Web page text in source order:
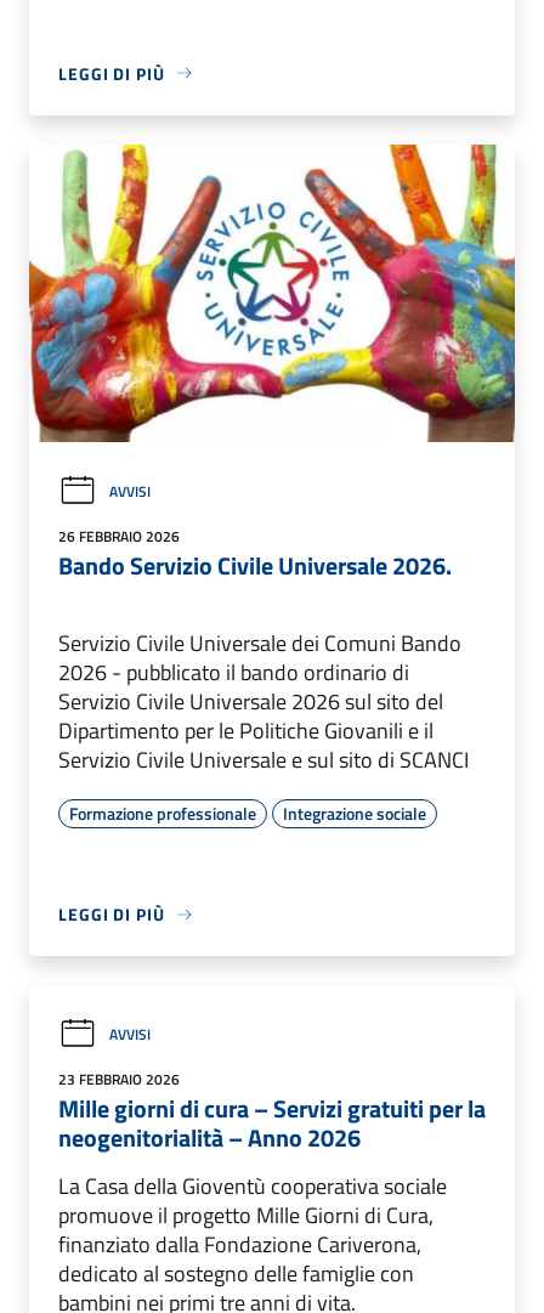
LEGGI DI PIÙ
AVVISI
26 FEBBRAIO 2026
Bando Servizio Civile Universale 2026.
Servizio Civile Universale dei Comuni Bando
2026 - pubblicato il bando ordinario di
Servizio Civile Universale 2026 sul sito del
Dipartimento per le Politiche Giovanili e il
Servizio Civile Universale e sul sito di SCANCI
Formazione professionale Integrazione sociale
LEGGI DI PIÙ
AVVISI
23 FEBBRAIO 2026
Mille giorni di cura – Servizi gratuiti per la
neogenitorialità – Anno 2026
La Casa della Gioventù cooperativa sociale
promuove il progetto Mille Giorni di Cura,
finanziato dalla Fondazione Cariverona,
dedicato al sostegno delle famiglie con
bambini nei primi tre anni di vita.